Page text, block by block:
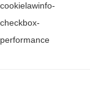
cookielawinfo-
checkbox-
performance